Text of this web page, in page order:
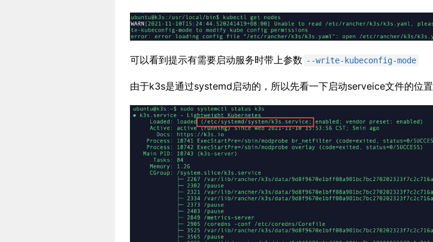
可以看到提示有需要启动服务时带上参数 --write-kubeconfig-mode
由于k3s是通过systemd启动的，所以先看一下启动serveice文件的位置